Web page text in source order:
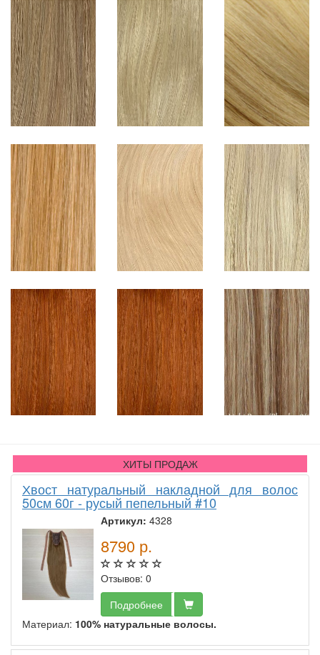
ХИТЫ ПРОДАЖ
Хвост натуральный накладной для волос
50см 60г - русый пепельный #10
Артикул: 4328
8790 р.
Отзывов: 0
Подробнее
Материал: 100% натуральные волосы.